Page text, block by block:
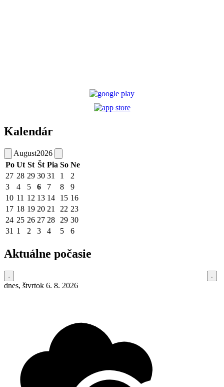
Kalendár
August2026
Po Ut St Št Pia So Ne
27 28 29 30 31 1
2
3
4 5 6 7 8
9
10 11 12 13 14 15 16
17 18 19 20 21 22 23
24 25 26 27 28 29 30
31 1 2 3 4 5 6
Aktuálne počasie
dnes, štvrtok 6. 8. 2026